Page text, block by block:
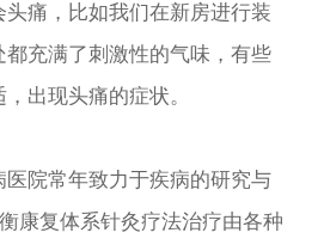
痛，比如我们在新房进行装
充满了刺激性的气味，有些
出现头痛的症状。
院常年致力于疾病的研究与
康复体系针灸疗法治疗由各种